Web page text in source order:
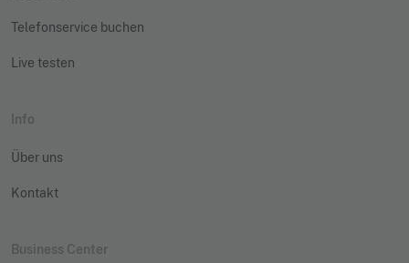
Telefonservice buchen
Live testen
Info
Über uns
Kontakt
Business Center